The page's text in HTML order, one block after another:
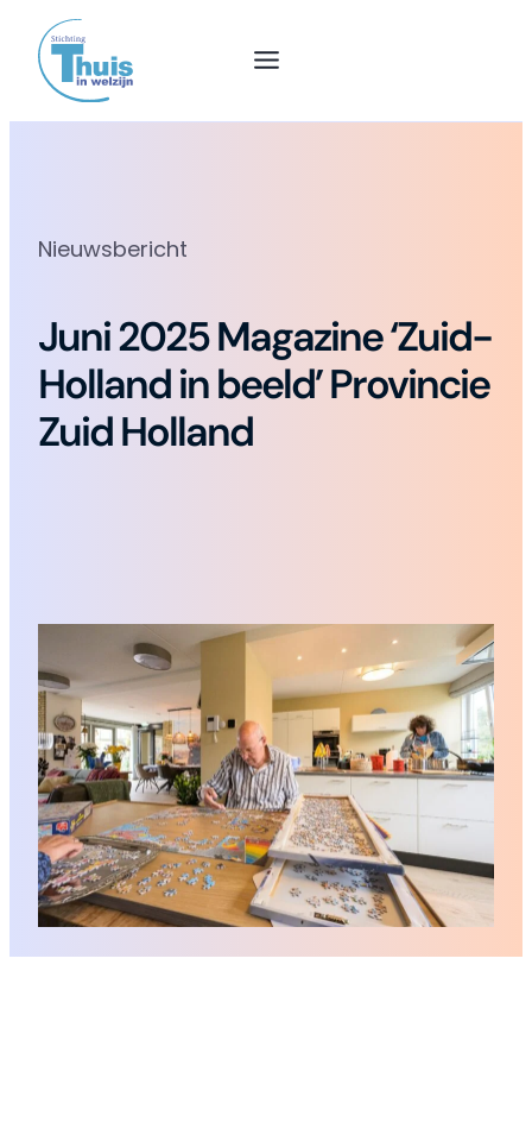
Nieuwsbericht
Juni 2025 Magazine ‘Zuid-
Holland in beeld’ Provincie
Zuid Holland